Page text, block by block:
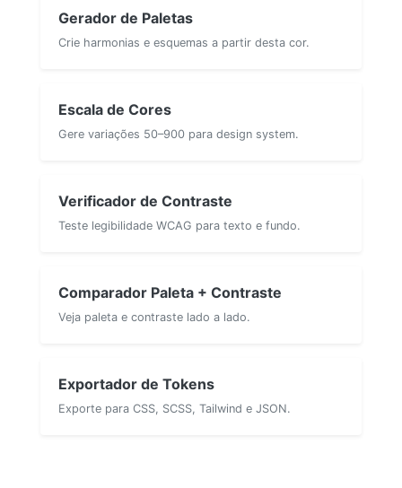
Gerador de Paletas
Crie harmonias e esquemas a partir desta cor.
Escala de Cores
Gere variações 50–900 para design system.
Verificador de Contraste
Teste legibilidade WCAG para texto e fundo.
Comparador Paleta + Contraste
Veja paleta e contraste lado a lado.
Exportador de Tokens
Exporte para CSS, SCSS, Tailwind e JSON.